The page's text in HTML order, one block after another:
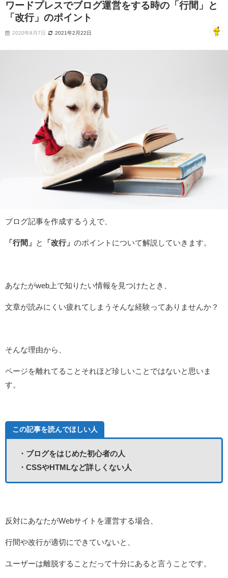
ワードプレスでブログ運営をする時の「行間」と
「改行」のポイント
2020年8月7日 2021年2月22日
ブログ記事を作成するうえで、
「行間」 と 「改行」 のポイントについて解説していきます。
あなたがweb上で知りたい情報を見つけたとき、
文章が読みにくい疲れてしまうそんな経験ってありませんか？
そんな理由から、
ページを離れてることそれほど珍しいことではないと思いま
す。
この記事を読んでほしい人
・ブログをはじめた初心者の人
・CSSやHTMLなど詳しくない人
反対にあなたがWebサイトを運営する場合、
行間や改行が適切にできていないと、
ユーザーは離脱することだって十分にあると言うことです。